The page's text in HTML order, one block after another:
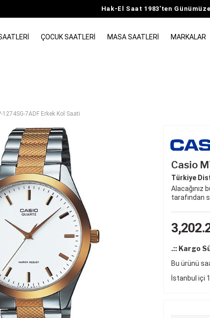
Hak-El Saat 1983'ten Günümüze
ÇOCUK SAATLERI MASA SAATLERI MARKALAR
7ADF Erkek Kol Saati
Casio
Türkiye
Alacağınız
tarafından
.:: Kargo
Bu ürünü
İstanbul içi